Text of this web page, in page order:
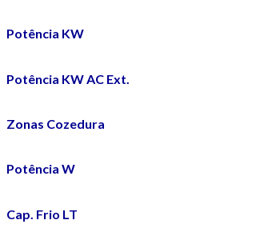
Potência KW
Potência KW AC Ext.
Zonas Cozedura
Potência W
Cap. Frio LT